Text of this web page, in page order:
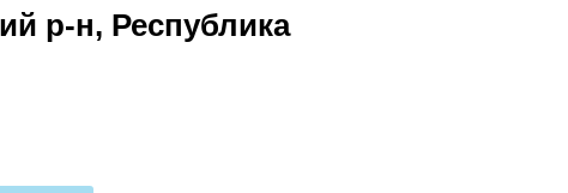
р-н, Республика